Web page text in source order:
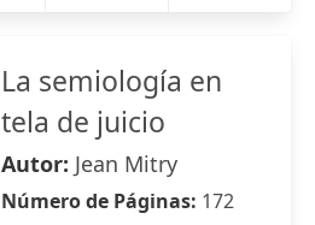
La semiología en
tela de juicio
Autor: Jean Mitry
Número de Páginas: 172